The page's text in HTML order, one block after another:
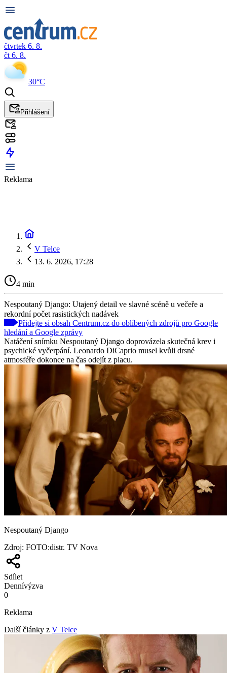
čtvrtek 6. 8.
čt 6. 8.
30°C
Přihlášení
Reklama
V Telce
13. 6. 2026, 17:28
4 min
Nespoutaný Django: Utajený detail ve slavné scéně u večeře a
rekordní počet rasistických nadávek
Přidejte si obsah Centrum.cz do oblíbených zdrojů pro Google
hledání a Google zprávy
Natáčení snímku Nespoutaný Django doprovázela skutečná krev i
psychické vyčerpání. Leonardo DiCaprio musel kvůli drsné
atmosféře dokonce na čas odejít z placu.
Nespoutaný Django
Zdroj: FOTO:distr. TV Nova
Sdílet
Dennívýzva
0
Reklama
Další články z V Telce